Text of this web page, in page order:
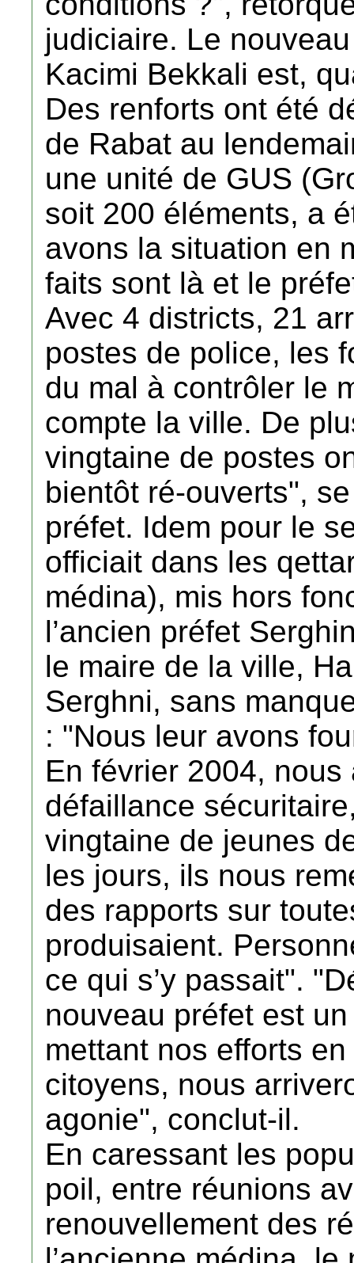
judiciaire. Le
Kacimi Bekkali est,
Des renforts ont été
de Rabat au
une unité de GUS
soit 200 éléments, a
avons la situation en
faits sont là et le
Avec 4 districts, 21
postes de police, les
du mal à contrôler le
compte la ville. De
vingtaine de postes
bientôt ré-ouverts",
préfet. Idem pour le
officiait dans les
médina), mis hors
l’ancien préfet
le maire de la ville,
Serghni, sans
: "Nous leur avons
En février 2004,
défaillance
vingtaine de jeunes
les jours, ils nous
des rapports sur
produisaient.
ce qui s’y passait".
nouveau préfet est
mettant nos efforts
citoyens, nous
agonie", conclut-il.
En caressant les
poil, entre réunions
renouvellement des